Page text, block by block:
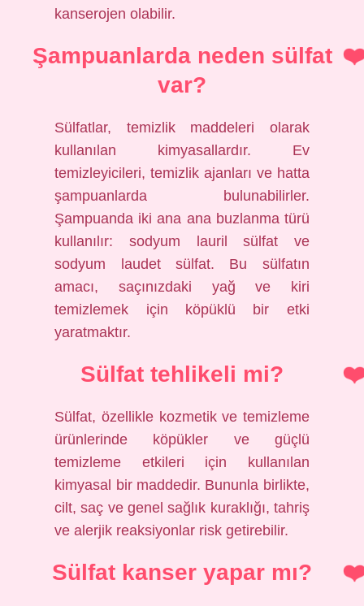
kanserojen olabilir.
Şampuanlarda neden sülfat
var?
Sülfatlar, temizlik maddeleri olarak
kullanılan kimyasallardır. Ev
temizleyicileri, temizlik ajanları ve hatta
şampuanlarda bulunabilirler.
Şampuanda iki ana ana buzlanma türü
kullanılır: sodyum lauril sülfat ve
sodyum laudet sülfat. Bu sülfatın
amacı, saçınızdaki yağ ve kiri
temizlemek için köpüklü bir etki
yaratmaktır.
Sülfat tehlikeli mi?
Sülfat, özellikle kozmetik ve temizleme
ürünlerinde köpükler ve güçlü
temizleme etkileri için kullanılan
kimyasal bir maddedir. Bununla birlikte,
cilt, saç ve genel sağlık kuraklığı, tahriş
ve alerjik reaksiyonlar risk getirebilir.
Sülfat kanser yapar mı?